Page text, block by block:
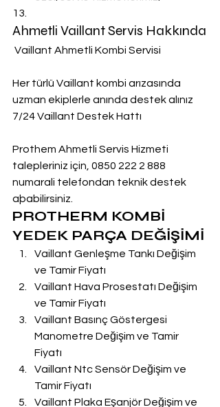
Ahmetli Vaillant Servis Hakkında
Vaillant Ahmetli Kombi Servisi
Her türlü Vaillant kombi arızasında
uzman ekiplerle anında destek alınız
7/24 Vaillant Destek Hattı
Prothem Ahmetli Servis Hizmeti
talepleriniz için, 0850 222 2 888
numarali telefondan teknik destek
aþabilirsiniz.
PROTHERM KOMBİ
YEDEK PARÇA DEĞİŞİMİ
Vaillant Genleşme Tankı Değişim
ve Tamir Fiyatı
Vaillant Hava Prosestatı Değişim
ve Tamir Fiyatı
Vaillant Basınç Göstergesi
Manometre Değişim ve Tamir
Fiyatı
Vaillant Ntc Sensör Değişim ve
Tamir Fiyatı
Vaillant Plaka Eşanjör Değişim ve